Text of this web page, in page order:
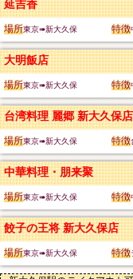
延吉香
場所東京➠新大久保 特徴
大明飯店
場所東京➠新大久保 特徴
台湾料理 麗郷 新大久保店
場所東京➠新大久保 特徴
中華料理・朋来聚
場所東京➠新大久保 特徴
餃子の王将 新大久保店
場所東京➠新大久保 特徴